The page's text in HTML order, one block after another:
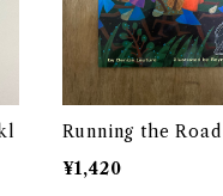
Running the
¥1,420